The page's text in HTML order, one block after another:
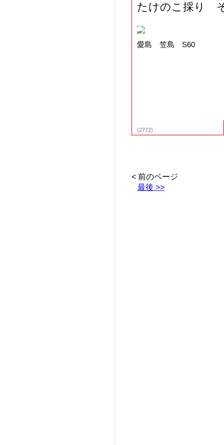
たけのこ採り
愛島 笠島 S60
(2772)
< 前のページ
最後 >>